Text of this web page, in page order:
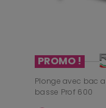
PROMO !
Plonge avec bac
basse Prof 600